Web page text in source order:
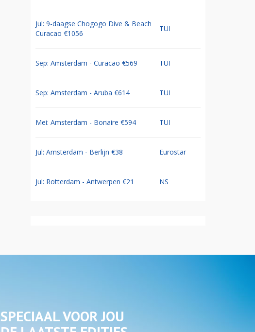
Jul: 9-daagse Chogogo Dive & Beach
Curacao €1056
TUI
Sep: Amsterdam - Curacao €569 TUI
Sep: Amsterdam - Aruba €614 TUI
Mei: Amsterdam - Bonaire €594 TUI
Jul: Amsterdam - Berlijn €38 Eurostar
Jul: Rotterdam - Antwerpen €21 NS
SPECIAAL VOOR JOU